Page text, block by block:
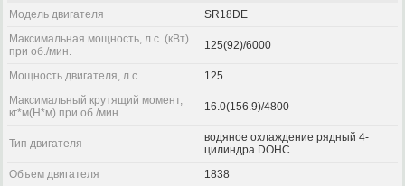
Модель двигателя
SR18DE
Максимальная мощность, л.с. (кВт)
при об./мин.
125(92)/6000
Мощность двигателя, л.с.
125
Максимальный крутящий момент,
кг*м(Н*м) при об./мин.
16.0(156.9)/4800
Тип двигателя
водяное охлаждение рядный 4-
цилиндра DOHC
Объем двигателя
1838